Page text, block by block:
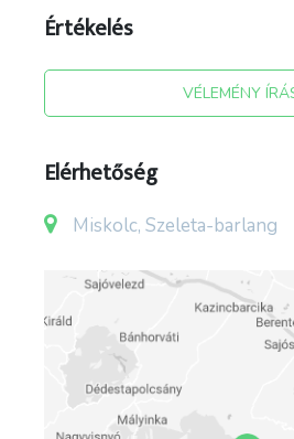
szemben helyezkedik el.
Triász mészkőben jött
lejtőn leereszkedve, a
mélyre hatoló feltárás
oldalfalon, több méter
fekete vonal, amely azt
megkezdése előtt hol volt
szintje. A bejárati
egyenesen pedig a
jutni. Az inaktív
mélysége 3,5 m,
kiterjedése 16,5 m és
m. Előfordul a barlang az
Értékelés
VÉLEMÉNY
Elérhetőség
Miskolc, Szeleta-barlang